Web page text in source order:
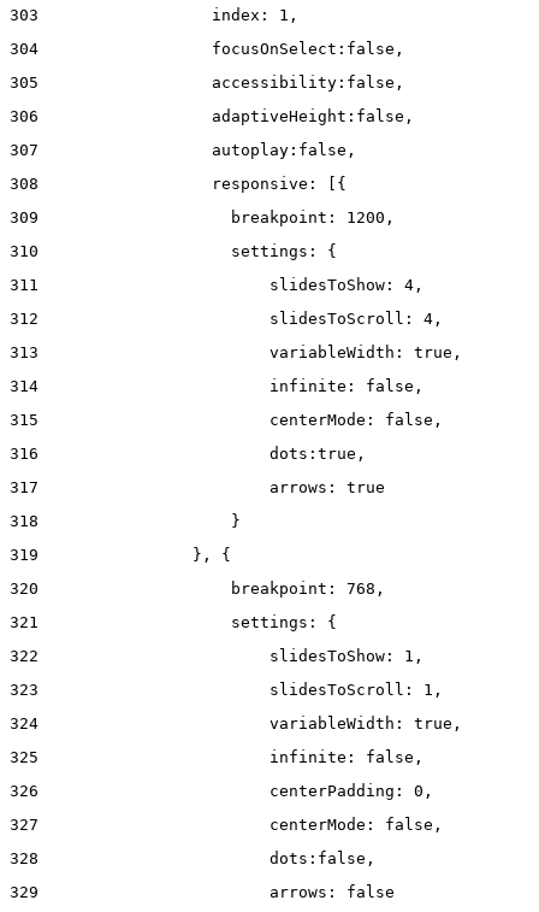
303
                  index: 1,
304
                  focusOnSelect:false,
305
                  accessibility:false,
306
                  adaptiveHeight:false,
307
                  autoplay:false,
308
                  responsive: [{
309
                    breakpoint: 1200,
310
                    settings: {
311
                        slidesToShow: 4,
312
                        slidesToScroll: 4,
313
                        variableWidth: true,
314
                        infinite: false,
315
                        centerMode: false,
316
                        dots:true,
317
                        arrows: true
318
                    }
319
                }, {
320
                    breakpoint: 768,
321
                    settings: {
322
                        slidesToShow: 1,
323
                        slidesToScroll: 1,
324
                        variableWidth: true,
325
                        infinite: false,
326
                        centerPadding: 0,
327
                        centerMode: false,
328
                        dots:false,
329
                        arrows: false